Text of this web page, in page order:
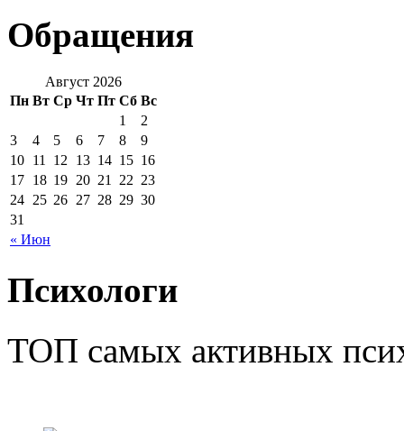
Обращения
Август 2026
Пн Вт Ср Чт Пт Сб Вс
« Июн
1
2
3
4 5 6 7 8
9
10 11 12 13 14 15 16
17 18 19 20 21 22 23
24 25 26 27 28 29 30
31
Психологи
ТОП самых активных